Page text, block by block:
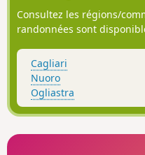
Consultez les régions/
randonnées sont
Cagliari
Nuoro
Ogliastra